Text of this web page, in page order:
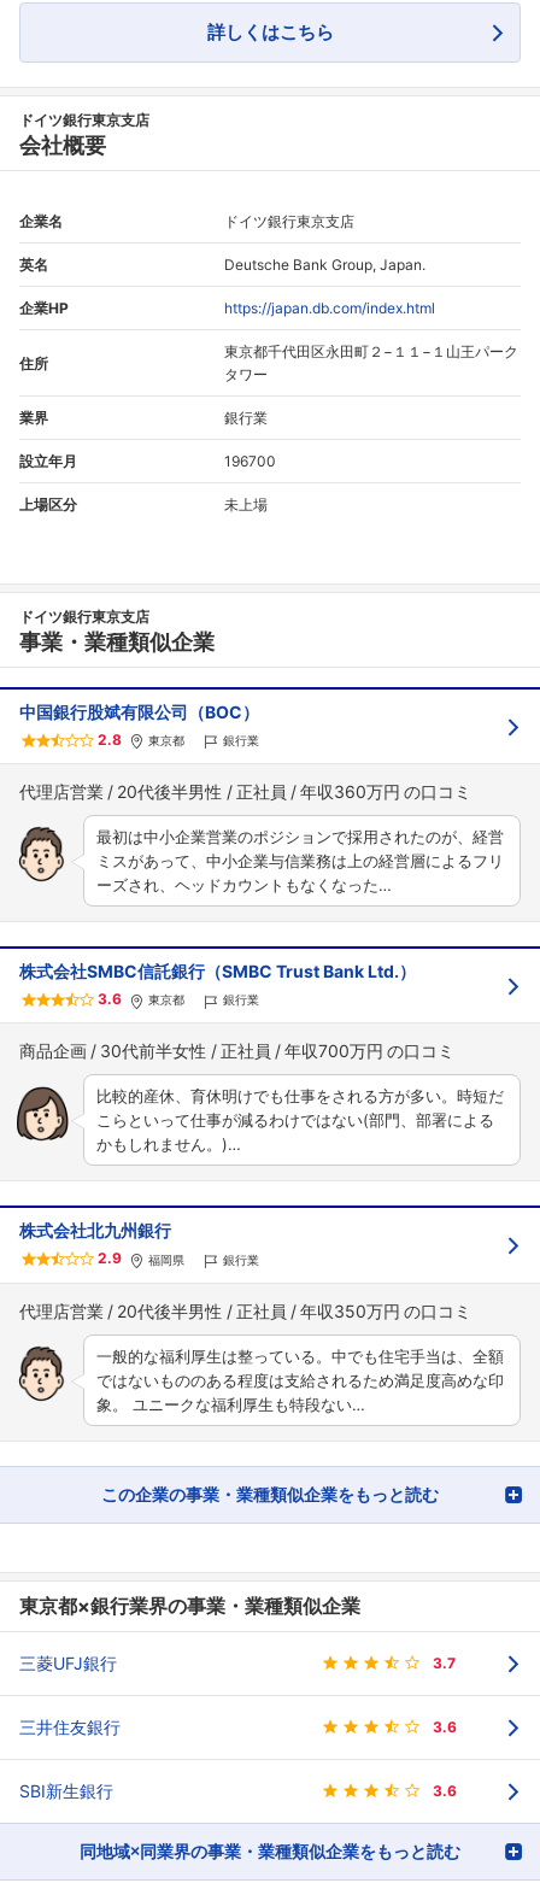
詳しくはこちら
ドイツ銀行東京支店
会社概要
企業名 ドイツ銀行東京支店
英名 Deutsche Bank Group, Japan.
企業HP https://japan.db.com/index.html
住所
東京都千代田区永田町２−１１−１山王パーク
タワー
業界 銀行業
設立年月 196700
上場区分 未上場
ドイツ銀行東京支店
事業・業種類似企業
中国銀行股斌有限公司（BOC）
2.8 東京都 銀行業
代理店営業 20代後半男性 正社員 年収360万円
最初は中小企業営業のポジションで採用されたのが、経営
ミスがあって、中小企業与信業務は上の経営層によるフリ
ーズされ、ヘッドカウントもなくなった…
株式会社SMBC信託銀行（SMBC Trust Bank Ltd.）
3.6 東京都 銀行業
商品企画 30代前半女性 正社員 年収700万円
比較的産休、育休明けでも仕事をされる方が多い。時短だ
こらといって仕事が減るわけではない(部門、部署による
かもしれません。)…
株式会社北九州銀行
2.9 福岡県 銀行業
代理店営業 20代後半男性 正社員 年収350万円
一般的な福利厚生は整っている。中でも住宅手当は、全額
ではないもののある程度は支給されるため満足度高めな印
象。 ユニークな福利厚生も特段ない…
この企業の事業・業種類似企業をもっと読む
東京都×銀行業界の事業・業種類似企業
三菱UFJ銀行 3.7
三井住友銀行 3.6
SBI新生銀行 3.6
同地域×同業界の事業・業種類似企業をもっと読む